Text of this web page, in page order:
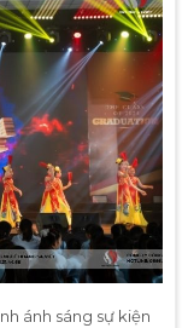
ánh sáng sự kiện